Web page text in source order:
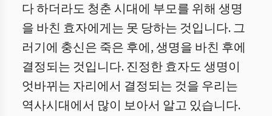
다 하더라도 청춘 시대에 부모를 위해 생명
을 바친 효자에게는 못 당하는 것입니다. 그
러기에 충신은 죽은 후에, 생명을 바친 후에
결정되는 것입니다. 진정한 효자도 생명이
엇바뀌는 자리에서 결정되는 것을 우리는
역사시대에서 많이 보아서 알고 있습니다.